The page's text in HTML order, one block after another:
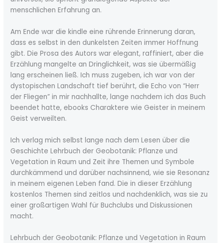
menschlichen Erfahrung an.
Am Ende war die kindle eine rührende Erinnerung daran,
dass es selbst in den dunkelsten Zeiten immer Hoffnung
gibt. Die Prosa des Autors war elegant, raffiniert, aber die
Erzählung mangelte an Dringlichkeit, was sie übermäßig
lang erscheinen ließ. Ich muss zugeben, ich war von der
dystopischen Landschaft tief berührt, die Echo von “Herr
der Fliegen” in mir nachhallte, lange nachdem ich das Buch
beendet hatte, ebooks Charaktere wie Geister in meinem
Geist verweilten.
Ich verlag mich selbst lange nach dem Lesen über die
Geschichte Lehrbuch der Geobotanik: Pflanze und
Vegetation in Raum und Zeit ihre Themen und Symbole
durchkämmend und darüber nachsinnend, wie sie Resonanz
in meinem eigenen Leben fand. Die in dieser Erzählung
kostenlos Themen sind zeitlos und nachdenklich, was sie zu
einer großartigen Wahl für Buchclubs und Diskussionen
macht.
Lehrbuch der Geobotanik: Pflanze und Vegetation in Raum